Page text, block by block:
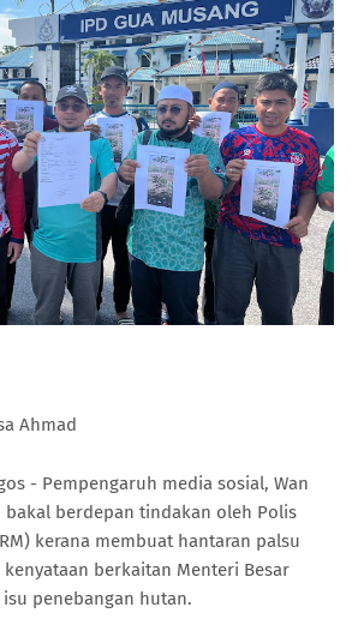
Ahmad
- Pempengaruh media sosial, Wan
bakal berdepan tindakan oleh Polis
kerana membuat hantaran palsu
berkaitan Menteri Besar
penebangan hutan.